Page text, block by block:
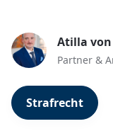
Atilla
Partner &
Strafrecht